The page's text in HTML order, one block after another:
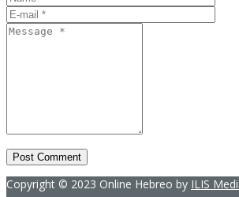
Copyright © 2023 Online Hebreo by ILIS